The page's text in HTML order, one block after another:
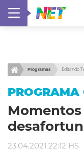
Programas Editando
23.04.2021 22:12 HS